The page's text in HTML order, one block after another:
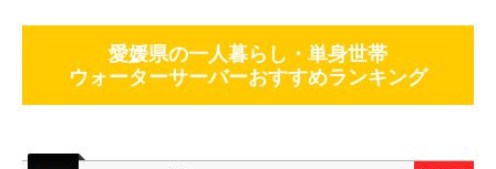
愛媛県の一人暮らし・単身世帯
ウォーターサーバーおすすめランキング